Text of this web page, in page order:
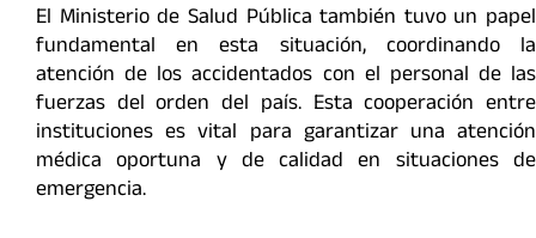
El Ministerio de Salud Pública también tuvo un papel
fundamental en esta situación, coordinando la
atención de los accidentados con el personal de las
fuerzas del orden del país. Esta cooperación entre
instituciones es vital para garantizar una atención
médica oportuna y de calidad en situaciones de
emergencia.